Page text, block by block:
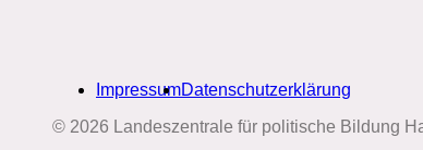
aus Hamburg
ImpressumDatenschutzerklärung
© 2026 Landeszentrale für politische Bildung